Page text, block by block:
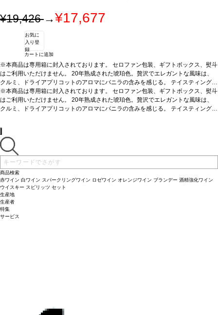
¥19,426→¥17,677
お気に
入り登
録
カートに追加
※本商品は専用箱に封入されております。 セロファン包装、ギフトボックス、熨斗
はご利用いただけません。 20年熟成された琥珀色。贅沢でエレガントな風味は、
クルミ、ドライアプリコットのアロマにバニラの含みを感じる。 テイスティングノ
ート淡い琥珀色をし、縁は緑がかっている。底に流れるほのかなヴァニラとオーク
がタフィー、オレンジと交わり、複雑なノーズを与えている。魅力的でスムーズフ
ルーティーな風味にほのかな甘味がある。こくのある余韻の印象を残すが、後味は
※本商品は専用箱に封入されております。 セロファン包装、ギフトボックス、熨斗
はご利用いただけません。 20年熟成された琥珀色。贅沢でエレガントな風味は、
クルミ、ドライアプリコットのアロマにバニラの含みを感じる。 テイスティングノ
がタフィー、オレンジと交わり、複雑なノーズを与えている。魅力的でスムーズフ
ルーティーな風味にほのかな甘味がある。こくのある余韻の印象を残すが、後味は
ドライである。JKW
商品検索
赤ワイン 白ワイン スパークリングワイン ロゼワイン オレンジワイン ブランデー 酒精強化ワイン
ウイスキー スピリッツ セット
生産地
生産者
特集
サービス